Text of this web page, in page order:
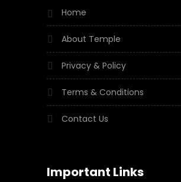
Home
About Temple
Privacy & Policy
Terms & Conditions
Contact Us
Important Links